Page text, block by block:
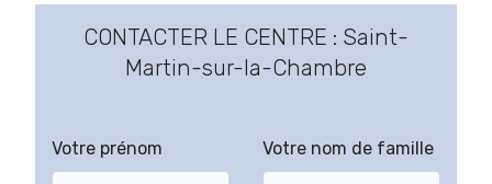
CONTACTER LE CENTRE : Saint-
Martin-sur-la-Chambre
Votre prénom Votre nom de famille